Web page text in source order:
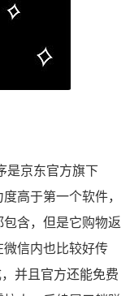
是京东官方旗下
高于第一个软件，
含，但是它购物返
信内也比较好传
并且官方还能免费